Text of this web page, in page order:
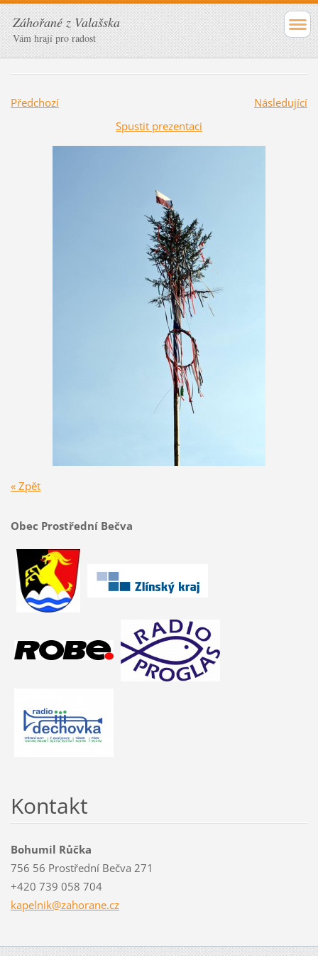
Záhořané z Valašska
Vám hrají pro radost
Předchozí
Následující
Spustit prezentaci
« Zpět
Obec Prostřední Bečva
Kontakt
Bohumil Růčka
756 56 Prostřední Bečva 271
+420 739 058 704
kapelnik@zahorane.cz